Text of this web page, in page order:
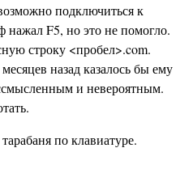
подключиться к
F5, но это не помогло.
строку <пробел>.com.
назад казалось бы ему
и невероятным.
по клавиатуре.